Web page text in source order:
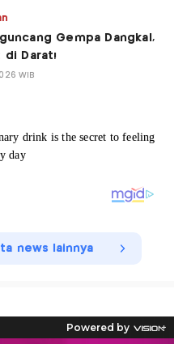
Gempa Dangkal,
di Darat!
WIB
news lainnya